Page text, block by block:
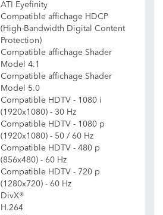
ATI Eyefinity
Compatible affichage HDCP
(High-Bandwidth Digital Content
Protection)
Compatible affichage Shader
Model 4.1
Compatible affichage Shader
Model 5.0
Compatible HDTV - 1080 i
(1920x1080) - 30 Hz
Compatible HDTV - 1080 p
(1920x1080) - 50 / 60 Hz
Compatible HDTV - 480 p
(856x480) - 60 Hz
Compatible HDTV - 720 p
(1280x720) - 60 Hz
DivX®
H.264